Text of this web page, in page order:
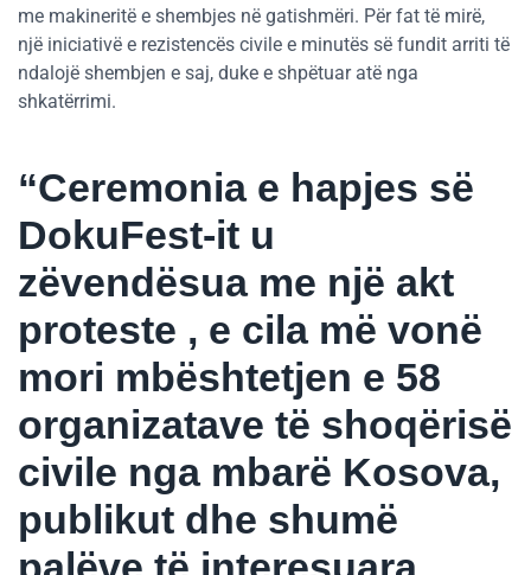
me makineritë e shembjes në gatishmëri. Për fat të mirë,
një iniciativë e rezistencës civile e minutës së fundit arriti të
ndalojë shembjen e saj, duke e shpëtuar atë nga
shkatërrimi.
“Ceremonia e hapjes së
DokuFest-it u
zëvendësua me një akt
proteste , e cila më vonë
mori mbështetjen e 58
organizatave të shoqërisë
civile nga mbarë Kosova,
publikut dhe shumë